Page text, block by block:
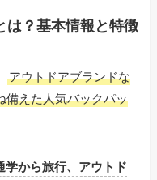
は？基本情報と特徴
アウトドアブランドな
備えた人気バックパッ
学から旅行、アウトド